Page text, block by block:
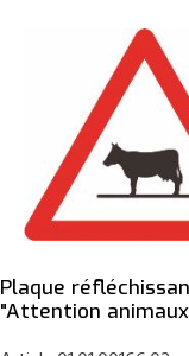
Plaque
"Attention